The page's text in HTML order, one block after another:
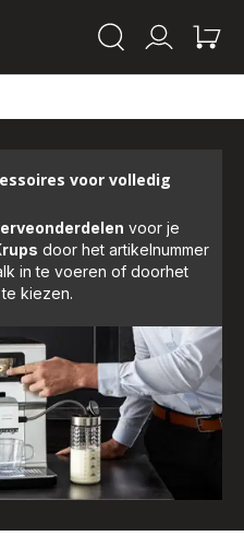
Mijn
Mijn
voor volledig
voor je
door het artikelnummer
in te voeren of doorhet
kiezen.